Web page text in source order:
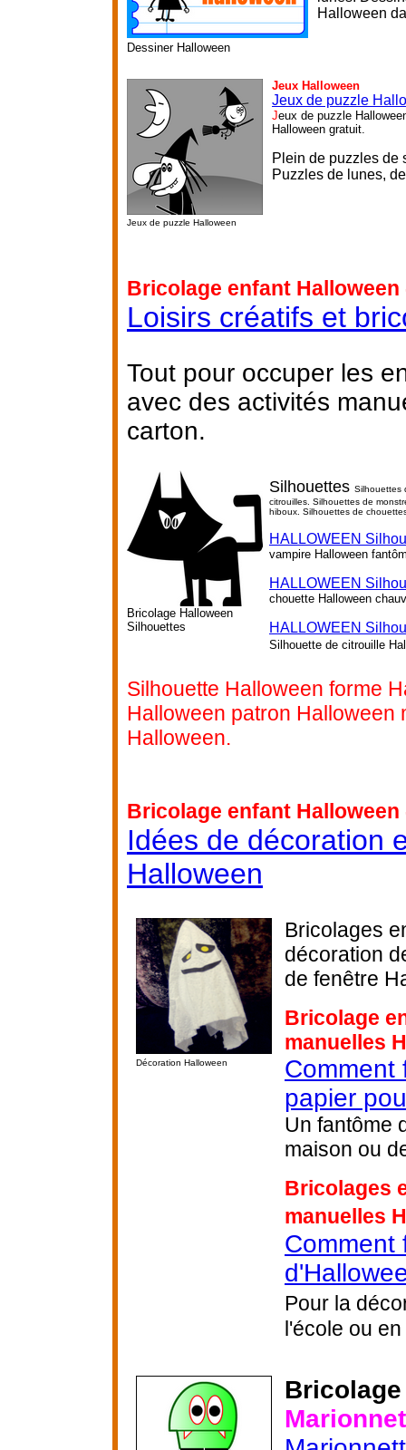
Dessiner Halloween
Halloween
Jeux de puzzle Halloween
Jeux Halloween
Jeux de puzzle
Jeux de puzzle
Halloween gratuit.
Plein de puzzles de
Puzzles de lunes,
Bricolage enfant
Loisirs créatifs et
Tout pour occuper les
avec des activités
carton.
Bricolage Halloween
Silhouettes
Silhouettes Silhouettes
citrouilles. Silhouettes de
hiboux. Silhouettes de
HALLOWEEN
vampire Halloween
HALLOWEEN
chouette Halloween
HALLOWEEN
Silhouette de citrouille
Silhouette Halloween forme
Halloween patron Halloween
Halloween.
Bricolage enfant
Idées de décoration
Halloween
Décoration Halloween
Bricolages
décoration
de fenêtre
Bricolage
manuelles
Comment
papier
Un fantôme
maison ou
Bricolages
manuelles
Comment
Pour la
l'école ou